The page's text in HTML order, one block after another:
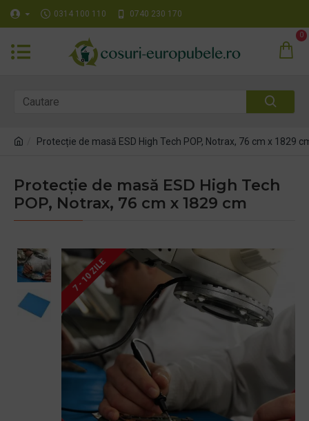
0314 100 110 0740 230 170
0
Protecție de masă ESD High Tech POP, Notrax, 76 cm x 1829
Protecție de masă ESD High Tech
POP, Notrax, 76 cm x 1829 cm
7 - 10 ZILE